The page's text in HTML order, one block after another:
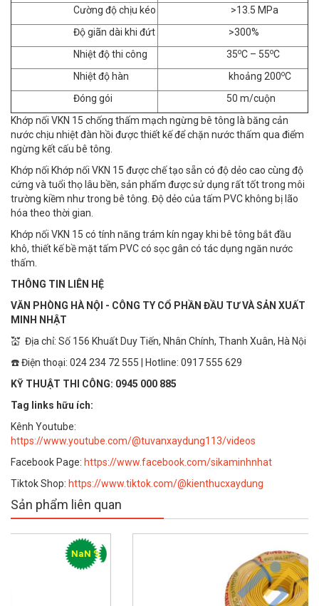
Cường độ chịu kéo
>13.5 MPa
Độ giãn dài khi đứt
>300%
Nhiệt độ thi công
35oC – 55oC
Nhiệt độ hàn
khoảng 200oC
Đóng gói
50 m/cuộn
Khớp nối VKN 15 chống thấm mạch ngừng bê tông là băng cản
nước chịu nhiệt đàn hồi được thiết kế để chặn nước thấm qua điểm
ngừng kết cấu bê tông.
Khớp nối Khớp nối VKN 15 được chế tạo sẵn có độ dẻo cao cùng độ
cứng và tuổi thọ lâu bền, sản phẩm được sử dụng rất tốt trong môi
trường kiềm như trong bê tông. Độ dẻo của tấm PVC không bị lão
hóa theo thời gian.
Khớp nối VKN 15 có tính năng trám kín ngay khi bê tông bắt đầu
khô, thiết kế bề mặt tấm PVC có sọc gân có tác dụng ngăn nước
thấm.
THÔNG TIN LIÊN HỆ
VĂN PHÒNG HÀ NỘI - CÔNG TY CỔ PHẦN ĐẦU TƯ VÀ SẢN XUẤT
MINH NHẬT
💒 Địa chỉ: Số 156 Khuất Duy Tiến, Nhân Chính, Thanh Xuân, Hà Nội
☎️ Điện thoại: 024 234 72 555 | Hotline: 0917 555 629
KỸ THUẬT THI CÔNG: 0945 000 885
Tag links hữu ích:
Kênh Youtube:
https://www.youtube.com/@tuvanxaydung113/videos
Facebook Page: https://www.facebook.com/sikaminhnhat
Tiktok Shop: https://www.tiktok.com/@kienthucxaydung
Sản phẩm liên quan